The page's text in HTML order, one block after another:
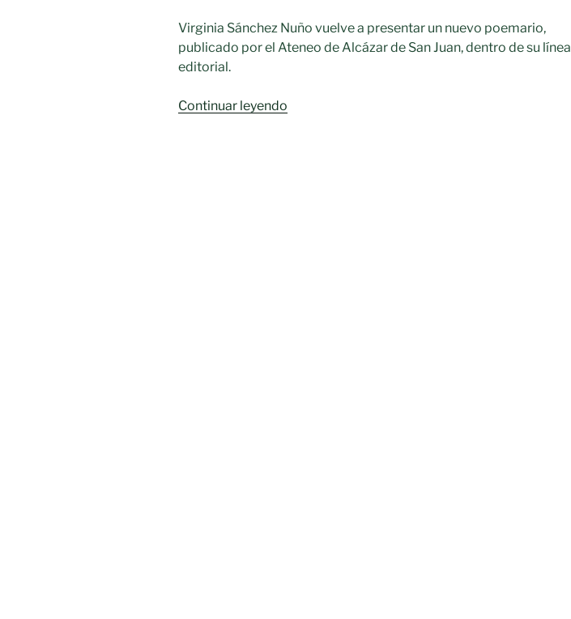
Virginia Sánchez Nuño vuelve a presentar un nuevo poemario,
publicado por el Ateneo de Alcázar de San Juan, dentro de su línea
editorial.
Continuar leyendo